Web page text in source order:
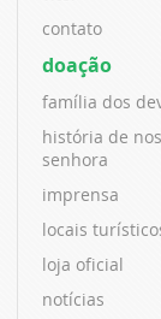
contato
doação
família dos
história de
senhora
imprensa
locais
loja oficial
notícias